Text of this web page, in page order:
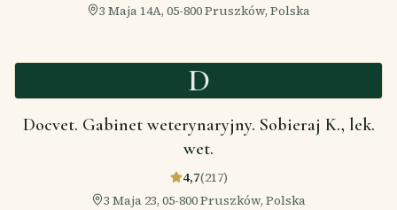
3 Maja 14A, 05-800 Pruszków, Polska
D
Docvet. Gabinet weterynaryjny. Sobieraj K., lek.
wet.
4,7(217)
3 Maja 23, 05-800 Pruszków, Polska